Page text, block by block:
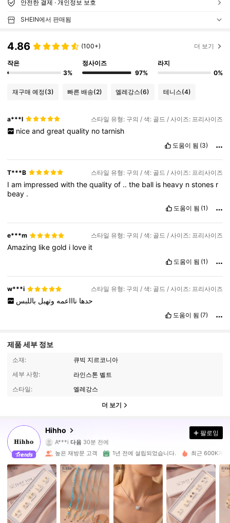
안전한 결제 · 개인정보 보호
SHEIN에서 판매됨
4.86 (100+) 더 보기
작은
3%
정사이즈
97%
라지
0%
재구매 예정(3) 빠른 배송(2) 엘레강스(6) 테니스(4)
a***l 스타일 유형: 구의 / 색: 골드 / 사이즈: 프리사이즈
nice and great quality no tarnish
도움이 됨 (3)
T***B 스타일 유형: 구의 / 색: 골드 / 사이즈: 프리사이즈
Iam impressedwiththequalityof ..the ball is heavy nstones r
beay .
도움이 됨 (1)
e***m 스타일 유형: 구의 / 색: 골드 / 사이즈: 프리사이즈
Amazing likegold i love it
도움이 됨 (1)
w***i 스타일 유형: 구의 / 색: 골드 / 사이즈: 프리사이즈
حدها ناااعمه وتهبل باللبس
도움이 됨 (7)
제품 세부 정보
소재:
큐빅 지르코니아
세부 사항:
라인스톤 벨트
스타일:
엘레강스
더 보기
Hihho
A***i 다음
b***o가 탐색 중입니다
4.93
120K 팔로워
4.93 120K 팔로워
4.93 120K 팔로워
팔로잉
높은 재방문 고객 1년 전에 설립되었습니다. 최근 600K개